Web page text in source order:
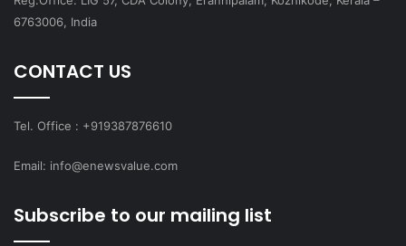
6763006, India
CONTACT US
Tel. Office : +919387876610
Email: info@enewsvalue.com
Subscribe to our mailing list